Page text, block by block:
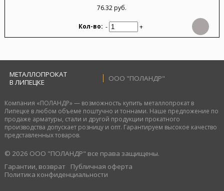
76.32 руб.
- +
МЕТАЛЛОПРОКАТ
В ЛИПЕЦКЕ
ООО "ПОЛАНДР"
Компания «ПОЛАНДР» — возможность купить металлопрокат в
Липецке в любом объеме поштучно и тоннами. Наше предложение по
продаже арматуры, стали и другой продукции прокатного
производства допускает розницу и опт. Гарантируем высокое качество
представленных товаров.
© 2026 ООО "ПОЛАНДР" все права защищены.
Гарантии, возврат
Публичная оферта
Политика конфиденциальности